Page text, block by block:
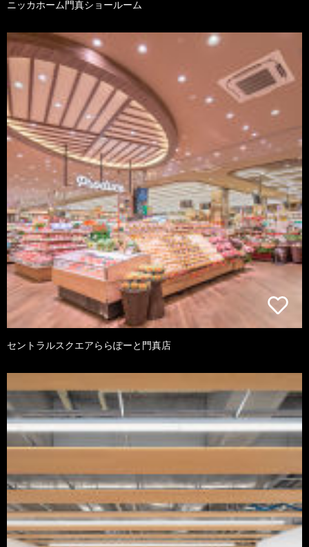
ニッカホーム門真ショールーム
セントラルスクエアららぽーと門真店